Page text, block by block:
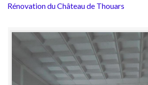
Rénovation du Château de Thouars